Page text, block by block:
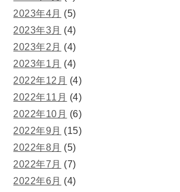
2023年4月 (5)
2023年3月 (4)
2023年2月 (4)
2023年1月 (4)
2022年12月 (4)
2022年11月 (4)
2022年10月 (6)
2022年9月 (15)
2022年8月 (5)
2022年7月 (7)
2022年6月 (4)